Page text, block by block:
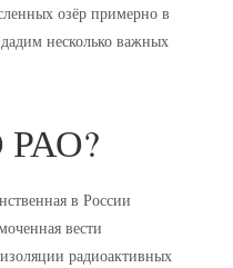
озёр примерно в
несколько важных
РАО?
в России
вести
радиоактивных